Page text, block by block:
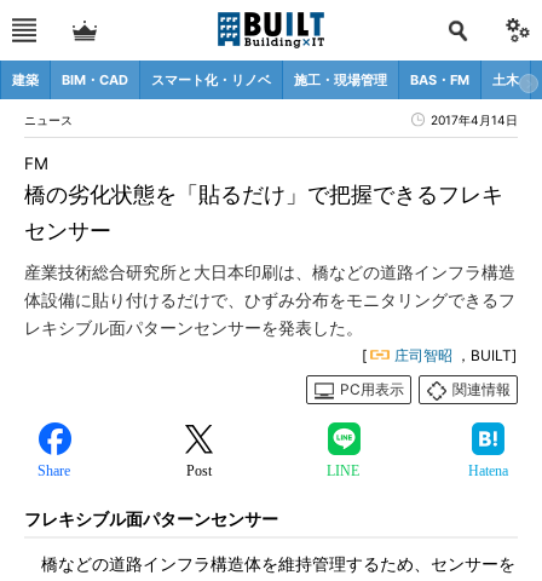
建築 BIM・CAD スマート化・リノベ 施工・現場管理 BAS・FM 土木
ニュース 2017年4月14日
橋の劣化状態を「貼るだけ」で把握できるフレキ
センサー
FM
産業技術総合研究所と大日本印刷は、橋などの道路インフラ構造
体設備に貼り付けるだけで、ひずみ分布をモニタリングできるフ
レキシブル面パターンセンサーを発表した。
[ 庄司智昭 ，BUILT]
PC用表示
関連情報
Share Post LINE Hatena
フレキシブル面パターンセンサー
橋などの道路インフラ構造体を維持管理するため、センサーを